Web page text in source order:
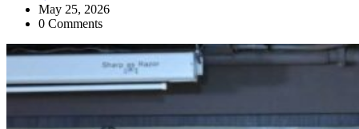
May 25, 2026
0 Comments